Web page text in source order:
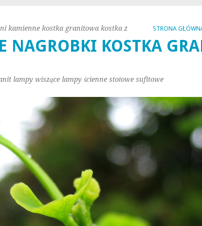
STRONA
NAGROBKI KOSTKA
kamienne kostka granitowa kostka z
lampy wiszące lampy ścienne stołowe sufitowe